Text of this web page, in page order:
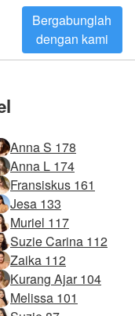
Bergabunglah
dengan kami
Anna S 178
Anna L 174
Fransiskus 161
Jesa 133
Muriel 117
Suzie Carina 112
Zaika 112
Kurang Ajar 104
Melissa 101